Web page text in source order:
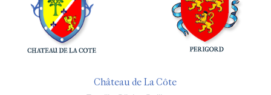
Château de La Côte